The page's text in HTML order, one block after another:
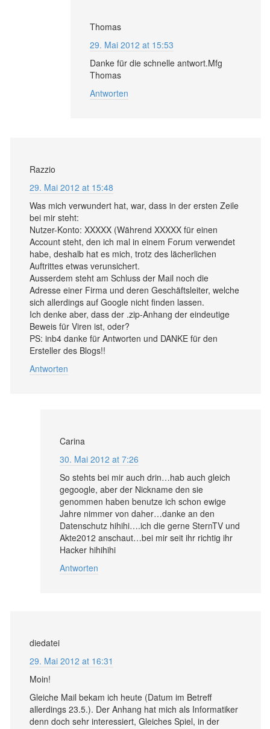
Thomas
29. Mai 2012 at 15:53
Danke für die schnelle antwort.Mfg
Thomas
Antworten
Razzio
29. Mai 2012 at 15:48
Was mich verwundert hat, war, dass in der ersten Zeile
bei mir steht:
Nutzer-Konto: XXXXX (Während XXXXX für einen
Account steht, den ich mal in einem Forum verwendet
habe, deshalb hat es mich, trotz des lächerlichen
Auftrittes etwas verunsichert.
Ausserdem steht am Schluss der Mail noch die
Adresse einer Firma und deren Geschäftsleiter, welche
sich allerdings auf Google nicht finden lassen.
Ich denke aber, dass der .zip-Anhang der eindeutige
Beweis für Viren ist, oder?
PS: inb4 danke für Antworten und DANKE für den
Ersteller des Blogs!!
Antworten
Carina
30. Mai 2012 at 7:26
So stehts bei mir auch drin…hab auch gleich
gegoogle, aber der Nickname den sie
genommen haben benutze ich schon ewige
Jahre nimmer von daher…danke an den
Datenschutz hihihi….ich die gerne SternTV und
Akte2012 anschaut…bei mir seit ihr richtig ihr
Hacker hihihihi
Antworten
diedatei
29. Mai 2012 at 16:31
Moin!
Gleiche Mail bekam ich heute (Datum im Betreff
allerdings 23.5.). Der Anhang hat mich als Informatiker
denn doch sehr interessiert, Gleiches Spiel, in der